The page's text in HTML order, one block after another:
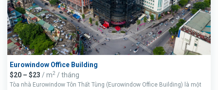
Eurowindow Office Building
$20 – $23 / m2 / tháng
Tòa nhà Eurowindow Tôn Thất Tùng (Eurowindow Office Building) là một